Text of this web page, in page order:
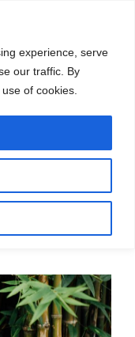
experience, serve
our traffic. By
of cookies.